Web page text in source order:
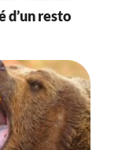
d’un resto